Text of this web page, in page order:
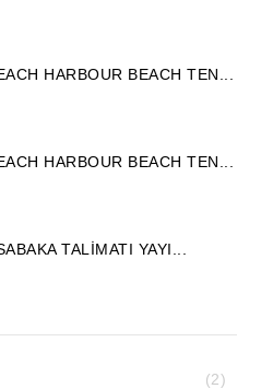
HARBOUR BEACH TEN...
HARBOUR BEACH TEN...
TALİMATI YAYI...
(2)